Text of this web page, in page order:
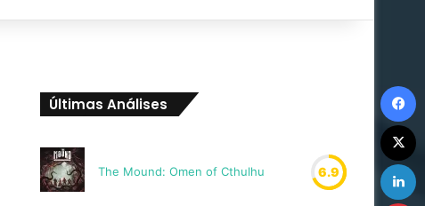
Últimas Análises
The Mound: Omen of Cthulhu 6.9